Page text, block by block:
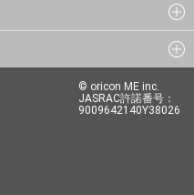
© oricon ME inc.
JASRAC許諾番号：
9009642140Y38026